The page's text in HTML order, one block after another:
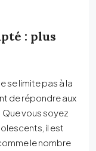
: plus
se limite pas à la
de répondre aux
vous soyez
il est
le nombre